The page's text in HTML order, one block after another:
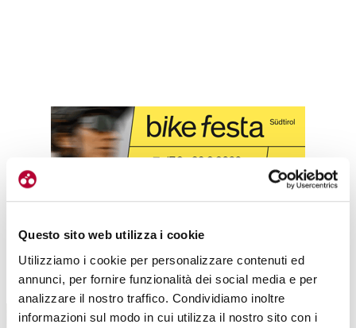
Questo sito web utilizza i cookie
Utilizziamo i cookie per personalizzare contenuti ed
annunci, per fornire funzionalità dei social media e per
analizzare il nostro traffico. Condividiamo inoltre
informazioni sul modo in cui utilizza il nostro sito con i
TUTTE LE CATEGORIE DEL MAGAZINE